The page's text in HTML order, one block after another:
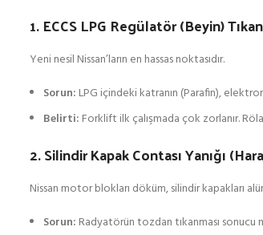
1. ECCS LPG Regülatör (Beyin)
Yeni nesil Nissan’ların en hassas noktasıdır.
Sorun: LPG içindeki katranın (Parafin),
Belirti: Forklift ilk çalışmada çok zorlanır.
2. Silindir Kapak Contası Yanığı
Nissan motor blokları döküm, silindir kapakları
Sorun: Radyatörün tozdan tıkanması sonucu